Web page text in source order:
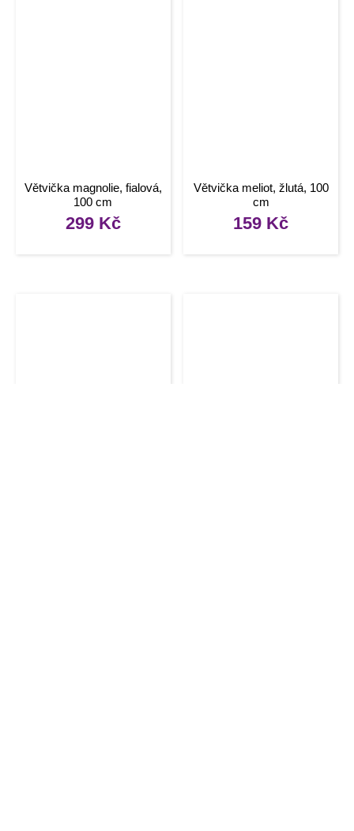
Větvička magnolie, fialová,
100 cm
299 Kč
Větvička meliot, žlutá, 100
cm
159 Kč